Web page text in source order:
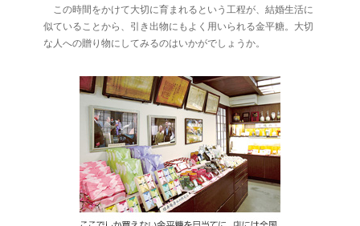
この時間をかけて大切に育まれるという工程が、結婚生活に
似ていることから、引き出物にもよく用いられる金平糖。大切
な人への贈り物にしてみるのはいかがでしょうか。